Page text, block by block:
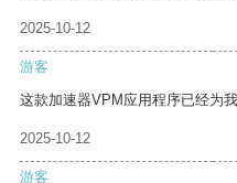
2025-10-12
游客
这款加速器VPM应用程序已经为
2025-10-12
游客